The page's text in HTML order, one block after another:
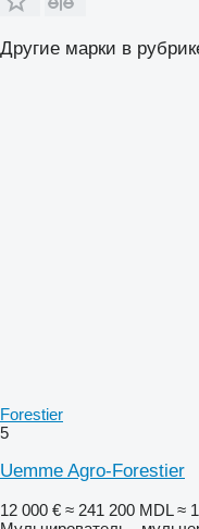
Другие марки в
Forestier
5
Uemme Agro-Forestier
12 000 € ≈ 241 200 MDL ≈